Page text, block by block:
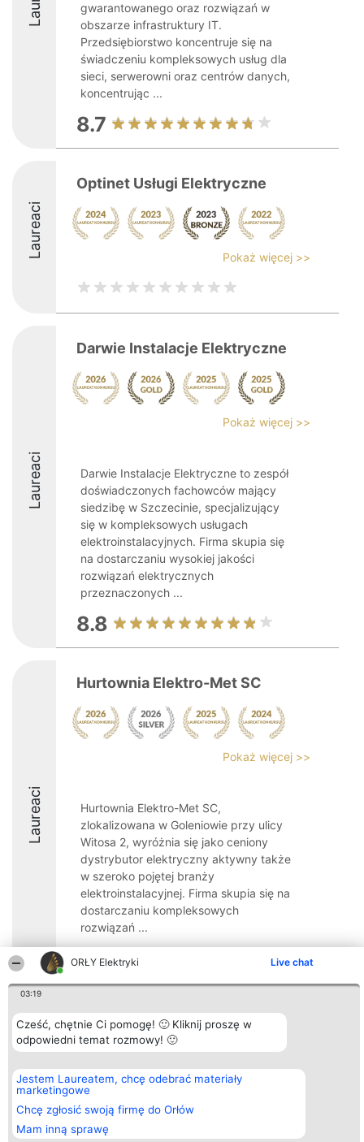
ORŁY Elektryki Live chat
03:19
Cześć, chętnie Ci pomogę! 🙂 Kliknij proszę w
odpowiedni temat rozmowy! 🙂
Jestem Laureatem, chcę odebrać materiały
marketingowe
Chcę zgłosić swoją firmę do Orłów
Mam inną sprawę
gwarantowanego oraz rozwiązań w
obszarze infrastruktury IT.
Przedsiębiorstwo koncentruje się na
świadczeniu kompleksowych usług dla
sieci, serwerowni oraz centrów danych,
koncentrując ...
8.7
Laureaci
Optinet Usługi Elektryczne
Pokaż więcej >>
Laureaci
Darwie Instalacje Elektryczne
Pokaż więcej >>
Darwie Instalacje Elektryczne to zespół
doświadczonych fachowców mający
siedzibę w Szczecinie, specjalizujący
się w kompleksowych usługach
elektroinstalacyjnych. Firma skupia się
na dostarczaniu wysokiej jakości
rozwiązań elektrycznych
przeznaczonych ...
8.8
Laureaci
Hurtownia Elektro-Met SC
Pokaż więcej >>
Hurtownia Elektro-Met SC,
zlokalizowana w Goleniowie przy ulicy
Witosa 2, wyróżnia się jako ceniony
dystrybutor elektryczny aktywny także
w szeroko pojętej branży
elektroinstalacyjnej. Firma skupia się na
dostarczaniu kompleksowych
rozwiązań ...
8.7
Organizator plebiscytu
Bright Side Solutions sp. z o.
o. sp. k.
ul. Ruska 22
KRS 0000749100 | Regon
381313360 | NIP 8943132676
+48 508 492 400
Plebiscyt
Laureaci
Lista
wszystkich
Zasady
Prywatności
Kontakt
Kontakt